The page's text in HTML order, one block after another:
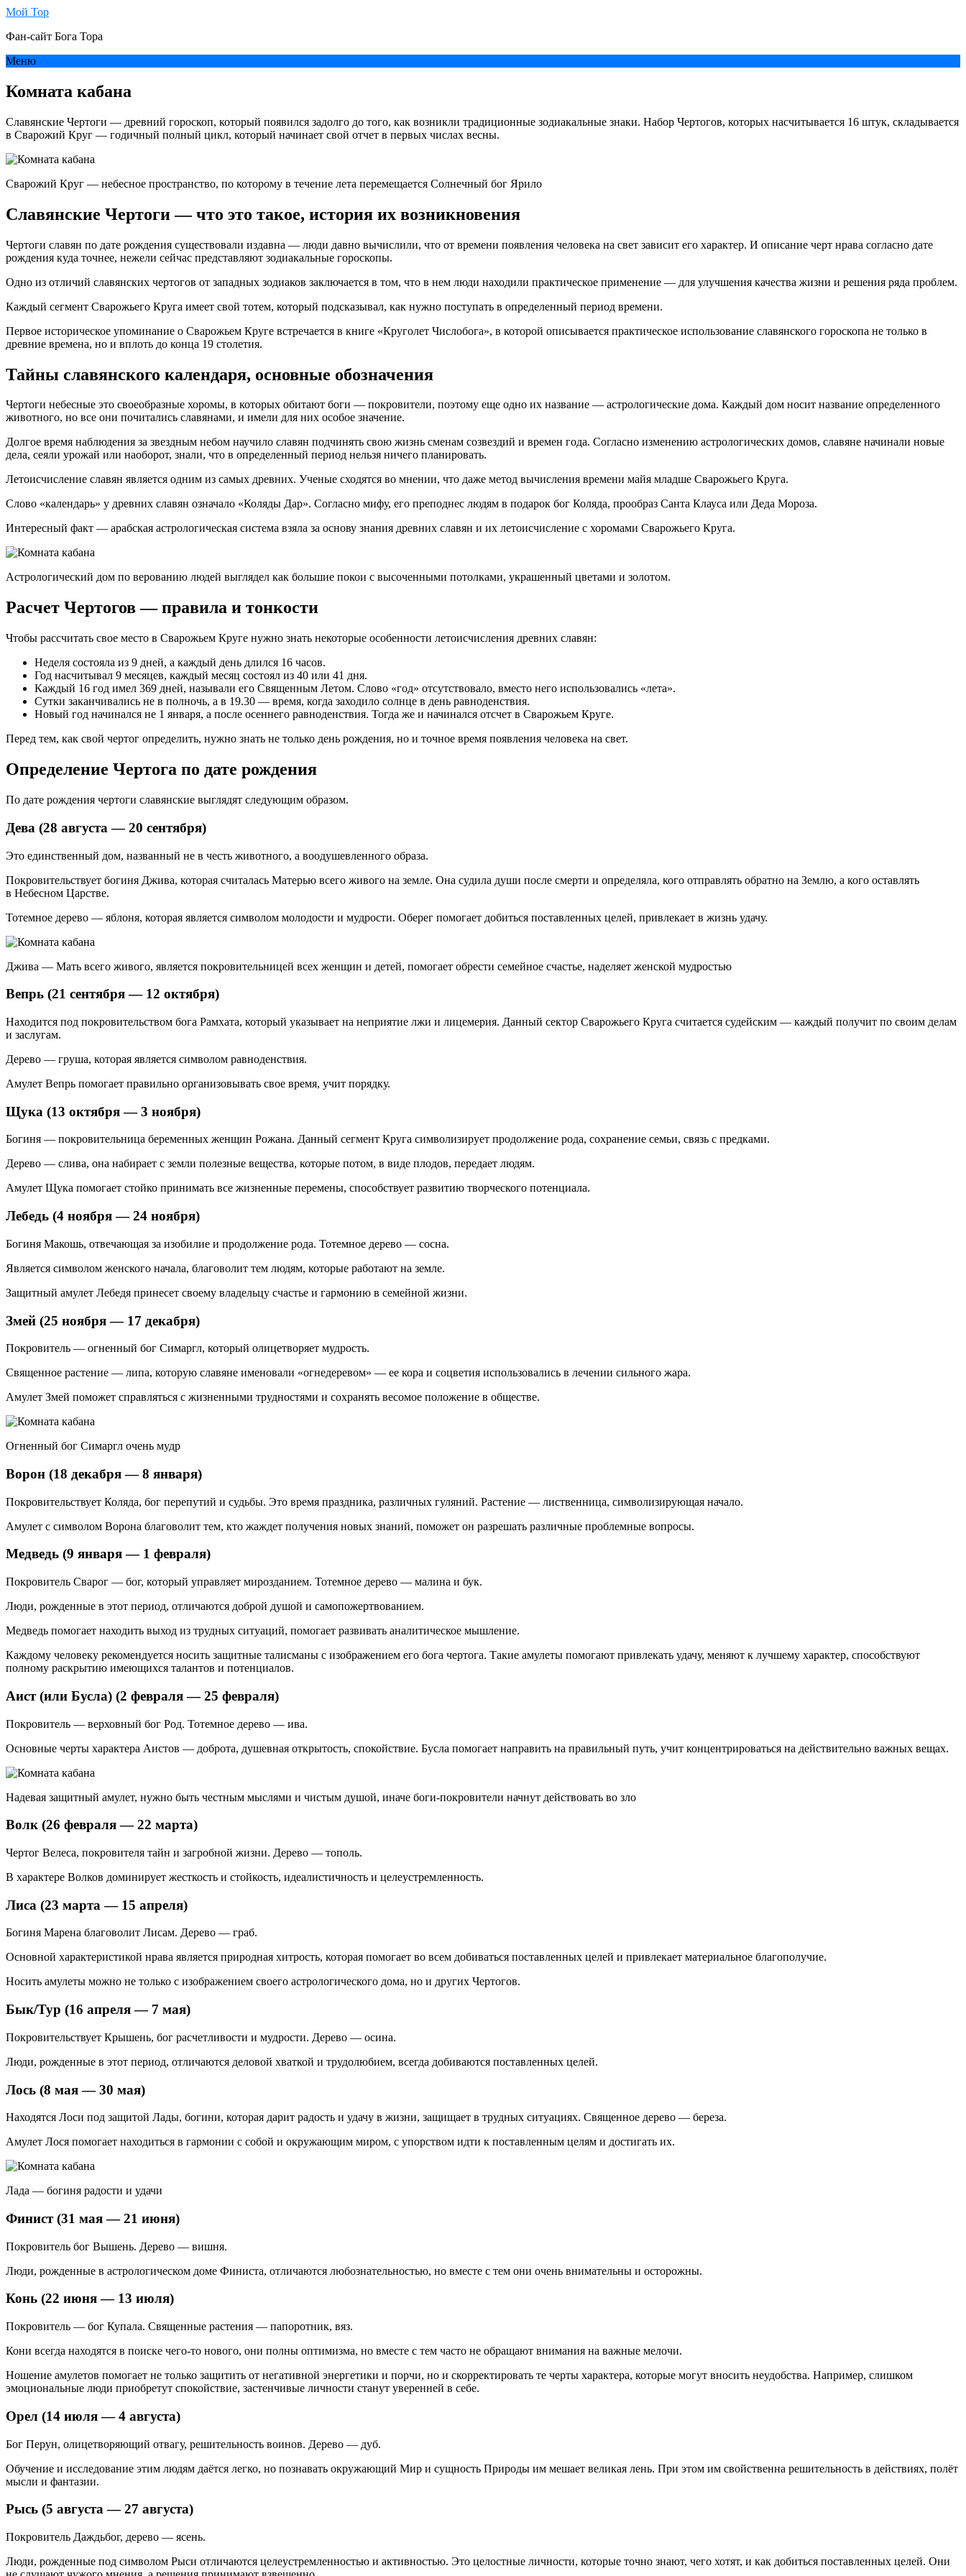
Мой Тор
Фан-сайт Бога Тора
Меню
Комната кабана
Славянские Чертоги — древний гороскоп, который появился задолго до того, как возникли традиционные зодиакальные знаки. Набор Чертогов, которых насчитывается 16 штук, складывается
в Сварожий Круг — годичный полный цикл, который начинает свой отчет в первых числах весны.
Сварожий Круг — небесное пространство, по которому в течение лета перемещается Солнечный бог Ярило
Славянские Чертоги — что это такое, история их возникновения
Чертоги славян по дате рождения существовали издавна — люди давно вычислили, что от времени появления человека на свет зависит его характер. И описание черт нрава согласно дате
рождения куда точнее, нежели сейчас представляют зодиакальные гороскопы.
Одно из отличий славянских чертогов от западных зодиаков заключается в том, что в нем люди находили практическое применение — для улучшения качества жизни и решения ряда проблем.
Каждый сегмент Сварожьего Круга имеет свой тотем, который подсказывал, как нужно поступать в определенный период времени.
Первое историческое упоминание о Сварожьем Круге встречается в книге «Круголет Числобога», в которой описывается практическое использование славянского гороскопа не только в
древние времена, но и вплоть до конца 19 столетия.
Тайны славянского календаря, основные обозначения
Чертоги небесные это своеобразные хоромы, в которых обитают боги — покровители, поэтому еще одно их название — астрологические дома. Каждый дом носит название определенного
животного, но все они почитались славянами, и имели для них особое значение.
Долгое время наблюдения за звездным небом научило славян подчинять свою жизнь сменам созвездий и времен года. Согласно изменению астрологических домов, славяне начинали новые
дела, сеяли урожай или наоборот, знали, что в определенный период нельзя ничего планировать.
Летоисчисление славян является одним из самых древних. Ученые сходятся во мнении, что даже метод вычисления времени майя младше Сварожьего Круга.
Слово «календарь» у древних славян означало «Коляды Дар». Согласно мифу, его преподнес людям в подарок бог Коляда, прообраз Санта Клауса или Деда Мороза.
Интересный факт — арабская астрологическая система взяла за основу знания древних славян и их летоисчисление с хоромами Сварожьего Круга.
Астрологический дом по верованию людей выглядел как большие покои с высоченными потолками, украшенный цветами и золотом.
Расчет Чертогов — правила и тонкости
Чтобы рассчитать свое место в Сварожьем Круге нужно знать некоторые особенности летоисчисления древних славян:
Неделя состояла из 9 дней, а каждый день длился 16 часов.
Год насчитывал 9 месяцев, каждый месяц состоял из 40 или 41 дня.
Каждый 16 год имел 369 дней, называли его Священным Летом. Слово «год» отсутствовало, вместо него использовались «лета».
Сутки заканчивались не в полночь, а в 19.30 — время, когда заходило солнце в день равноденствия.
Новый год начинался не 1 января, а после осеннего равноденствия. Тогда же и начинался отсчет в Сварожьем Круге.
Перед тем, как свой чертог определить, нужно знать не только день рождения, но и точное время появления человека на свет.
Определение Чертога по дате рождения
По дате рождения чертоги славянские выглядят следующим образом.
Дева (28 августа — 20 сентября)
Это единственный дом, названный не в честь животного, а воодушевленного образа.
Покровительствует богиня Джива, которая считалась Матерью всего живого на земле. Она судила души после смерти и определяла, кого отправлять обратно на Землю, а кого оставлять
в Небесном Царстве.
Тотемное дерево — яблоня, которая является символом молодости и мудрости. Оберег помогает добиться поставленных целей, привлекает в жизнь удачу.
Джива — Мать всего живого, является покровительницей всех женщин и детей, помогает обрести семейное счастье, наделяет женской мудростью
Вепрь (21 сентября — 12 октября)
Находится под покровительством бога Рамхата, который указывает на неприятие лжи и лицемерия. Данный сектор Сварожьего Круга считается судейским — каждый получит по своим делам
и заслугам.
Дерево — груша, которая является символом равноденствия.
Амулет Вепрь помогает правильно организовывать свое время, учит порядку.
Щука (13 октября — 3 ноября)
Богиня — покровительница беременных женщин Рожана. Данный сегмент Круга символизирует продолжение рода, сохранение семьи, связь с предками.
Дерево — слива, она набирает с земли полезные вещества, которые потом, в виде плодов, передает людям.
Амулет Щука помогает стойко принимать все жизненные перемены, способствует развитию творческого потенциала.
Лебедь (4 ноября — 24 ноября)
Богиня Макошь, отвечающая за изобилие и продолжение рода. Тотемное дерево — сосна.
Является символом женского начала, благоволит тем людям, которые работают на земле.
Защитный амулет Лебедя принесет своему владельцу счастье и гармонию в семейной жизни.
Змей (25 ноября — 17 декабря)
Покровитель — огненный бог Симаргл, который олицетворяет мудрость.
Священное растение — липа, которую славяне именовали «огнедеревом» — ее кора и соцветия использовались в лечении сильного жара.
Амулет Змей поможет справляться с жизненными трудностями и сохранять весомое положение в обществе.
Огненный бог Симаргл очень мудр
Ворон (18 декабря — 8 января)
Покровительствует Коляда, бог перепутий и судьбы. Это время праздника, различных гуляний. Растение — лиственница, символизирующая начало.
Амулет с символом Ворона благоволит тем, кто жаждет получения новых знаний, поможет он разрешать различные проблемные вопросы.
Медведь (9 января — 1 февраля)
Покровитель Сварог — бог, который управляет мирозданием. Тотемное дерево — малина и бук.
Люди, рожденные в этот период, отличаются доброй душой и самопожертвованием.
Медведь помогает находить выход из трудных ситуаций, помогает развивать аналитическое мышление.
Каждому человеку рекомендуется носить защитные талисманы с изображением его бога чертога. Такие амулеты помогают привлекать удачу, меняют к лучшему характер, способствуют
полному раскрытию имеющихся талантов и потенциалов.
Аист (или Бусла) (2 февраля — 25 февраля)
Покровитель — верховный бог Род. Тотемное дерево — ива.
Основные черты характера Аистов — доброта, душевная открытость, спокойствие. Бусла помогает направить на правильный путь, учит концентрироваться на действительно важных вещах.
Надевая защитный амулет, нужно быть честным мыслями и чистым душой, иначе боги-покровители начнут действовать во зло
Волк (26 февраля — 22 марта)
Чертог Велеса, покровителя тайн и загробной жизни. Дерево — тополь.
В характере Волков доминирует жесткость и стойкость, идеалистичность и целеустремленность.
Лиса (23 марта — 15 апреля)
Богиня Марена благоволит Лисам. Дерево — граб.
Основной характеристикой нрава является природная хитрость, которая помогает во всем добиваться поставленных целей и привлекает материальное благополучие.
Носить амулеты можно не только с изображением своего астрологического дома, но и других Чертогов.
Бык/Тур (16 апреля — 7 мая)
Покровительствует Крышень, бог расчетливости и мудрости. Дерево — осина.
Люди, рожденные в этот период, отличаются деловой хваткой и трудолюбием, всегда добиваются поставленных целей.
Лось (8 мая — 30 мая)
Находятся Лоси под защитой Лады, богини, которая дарит радость и удачу в жизни, защищает в трудных ситуациях. Священное дерево — береза.
Амулет Лося помогает находиться в гармонии с собой и окружающим миром, с упорством идти к поставленным целям и достигать их.
Лада — богиня радости и удачи
Финист (31 мая — 21 июня)
Покровитель бог Вышень. Дерево — вишня.
Люди, рожденные в астрологическом доме Финиста, отличаются любознательностью, но вместе с тем они очень внимательны и осторожны.
Конь (22 июня — 13 июля)
Покровитель — бог Купала. Священные растения — папоротник, вяз.
Кони всегда находятся в поиске чего-то нового, они полны оптимизма, но вместе с тем часто не обращают внимания на важные мелочи.
Ношение амулетов помогает не только защитить от негативной энергетики и порчи, но и скорректировать те черты характера, которые могут вносить неудобства. Например, слишком
эмоциональные люди приобретут спокойствие, застенчивые личности станут уверенней в себе.
Орел (14 июля — 4 августа)
Бог Перун, олицетворяющий отвагу, решительность воинов. Дерево — дуб.
Обучение и исследование этим людям даётся легко, но познавать окружающий Мир и сущность Природы им мешает великая лень. При этом им свойственна решительность в действиях, полёт
мысли и фантазии.
Рысь (5 августа — 27 августа)
Покровитель Даждьбог, дерево — ясень.
Люди, рожденные под символом Рыси отличаются целеустремленностью и активностью. Это целостные личности, которые точно знают, чего хотят, и как добиться поставленных целей. Они